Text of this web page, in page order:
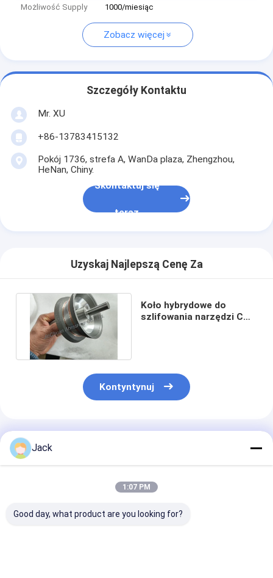
Możliwość Supply 1000/miesiąc
Zobacz więcej
Szczegóły Kontaktu
Mr. XU
+86-13783415132
Pokój 1736, strefa A, WanDa plaza, Zhengzhou,
HeNan, Chiny.
Skontaktuj się
teraz
Uzyskaj Najlepszą Cenę Za
Koło hybrydowe do
szlifowania narzędzi CNC
Kontyntynuj
Polecane Produkty
Jack
1:07 PM
Good day, what product are you looking for?